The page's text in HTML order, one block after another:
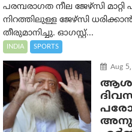
പരമ്പരാഗത നീല ജേഴ്‌സി മാറ്റി
നിറത്തിലുള്ള ജേഴ്‌സി
തീരുമാനിച്ചു. ഓഗസ്റ്റ്...
INDIA SPORTS
Aug